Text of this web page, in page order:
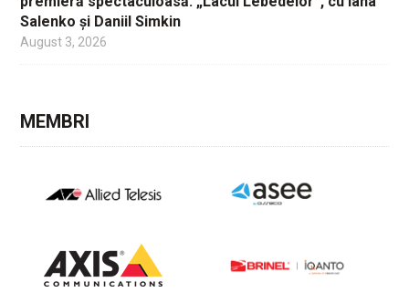
Salenko și Daniil Simkin
August 3, 2026
MEMBRI